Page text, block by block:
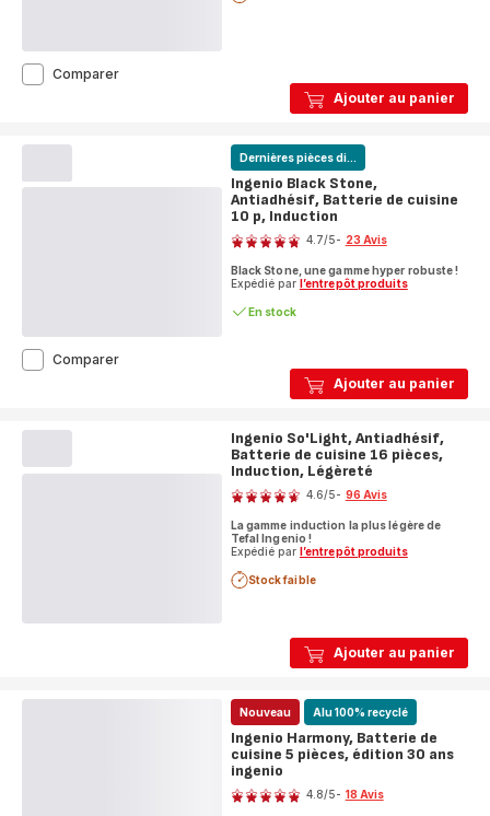
Ajouter au panier
ComparerIngenio
Ajouter au panier
Dernières pièces di...
Ingenio Black Stone,
Antiadhésif, Batterie de cuisine
10 p, Induction
Note
4.7/5- 23 Avis
Black Stone, une gamme hyper robuste !
Expédié par l’entrepôt produits
En stock
ComparerIngenio
Ajouter au panier
Ingenio So'Light, Antiadhésif,
Batterie de cuisine 16 pièces,
Induction, Légèreté
Note
4.6/5- 96 Avis
La gamme induction la plus légère de
Tefal Ingenio !
Expédié par l’entrepôt produits
Stock faible
Nouveau Alu 100% recyclé
Ingenio Harmony, Batterie de
cuisine 5 pièces, édition 30 ans
ingenio
Note
4.8/5- 18 Avis